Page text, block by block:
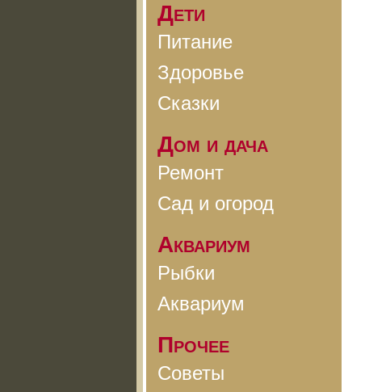
Дети
Питание
Здоровье
Сказки
Дом и дача
Ремонт
Сад и огород
Аквариум
Рыбки
Аквариум
Прочее
Советы